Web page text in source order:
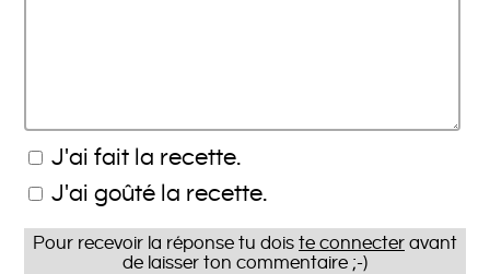
J'ai fait la recette.
J'ai goûté la recette.
Pour recevoir la réponse tu dois te connecter avant
de laisser ton commentaire ;-)